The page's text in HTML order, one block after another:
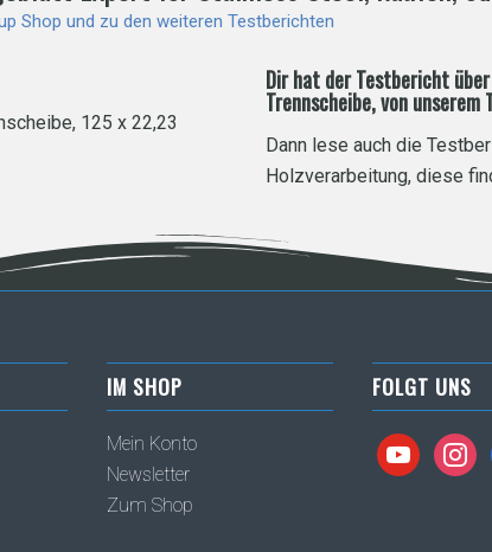
Shop und zu den weiteren Testberichten
125 x 22,23
Dir hat der Testbericht über
Trennscheibe, von
Dann lese auch die
Holzverarbeitung, diese
IM SHOP
Mein Konto
Newsletter
Zum Shop
FOLGT UNS
youtube